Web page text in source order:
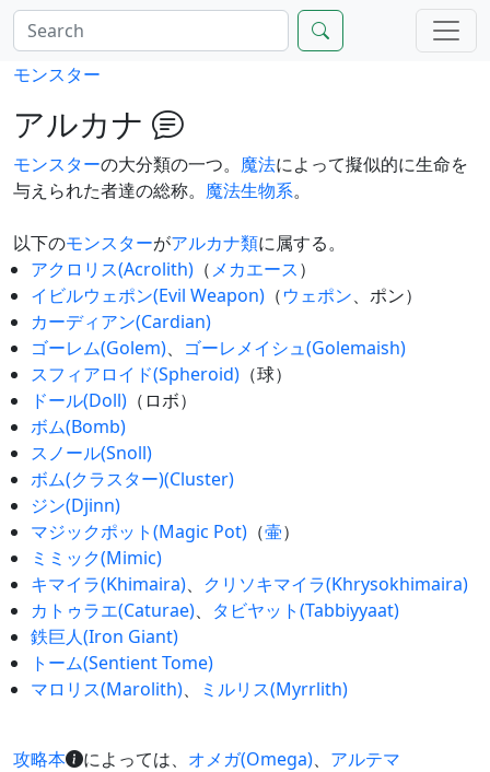
モンスター
アルカナ
モンスターの大分類の一つ。 魔法によって擬似的に生命を
与えられた者達の総称。 魔法生物系。
以下のモンスターがアルカナ類に属する。
アクロリス(Acrolith) （メカエース）
イビルウェポン(Evil Weapon) （ウェポン、ポン）
カーディアン(Cardian)
ゴーレム(Golem)、 ゴーレメイシュ(Golemaish)
スフィアロイド(Spheroid) （球）
ドール(Doll) （ロボ）
ボム(Bomb)
スノール(Snoll)
ボム(クラスター)(Cluster)
ジン(Djinn)
マジックポット(Magic Pot) （壷）
ミミック(Mimic)
キマイラ(Khimaira)、 クリソキマイラ(Khrysokhimaira)
カトゥラエ(Caturae)、 タビヤット(Tabbiyyaat)
鉄巨人(Iron Giant)
トーム(Sentient Tome)
マロリス(Marolith)、 ミルリス(Myrrlith)
攻略本 によっては、 オメガ(Omega)、 アルテマ